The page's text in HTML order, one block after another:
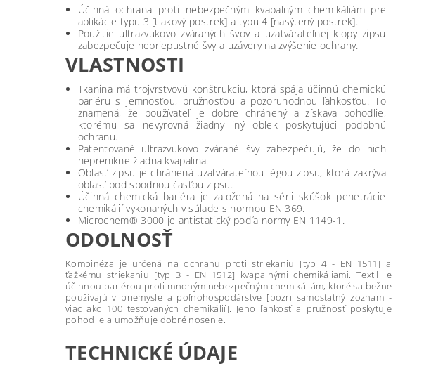
Účinná ochrana proti nebezpečným kvapalným chemikáliám pre
aplikácie typu 3 [tlakový postrek] a typu 4 [nasýtený postrek].
Použitie ultrazvukovo zváraných švov a uzatvárateľnej klopy zipsu
zabezpečuje nepriepustné švy a uzávery na zvýšenie ochrany.
VLASTNOSTI
Tkanina má trojvrstvovú konštrukciu, ktorá spája účinnú chemickú
bariéru s jemnosťou, pružnosťou a pozoruhodnou ľahkosťou. To
znamená, že používateľ je dobre chránený a získava pohodlie,
ktorému sa nevyrovná žiadny iný oblek poskytujúci podobnú
ochranu.
Patentované ultrazvukovo zvárané švy zabezpečujú, že do nich
neprenikne žiadna kvapalina.
Oblasť zipsu je chránená uzatvárateľnou légou zipsu, ktorá zakrýva
oblasť pod spodnou časťou zipsu.
Účinná chemická bariéra je založená na sérii skúšok penetrácie
chemikálií vykonaných v súlade s normou EN 369.
Microchem® 3000 je antistatický podľa normy EN 1149-1.
ODOLNOSŤ
Kombinéza je určená na ochranu proti striekaniu [typ 4 - EN 1511] a
ťažkému striekaniu [typ 3 - EN 1512] kvapalnými chemikáliami. Textil je
účinnou bariérou proti mnohým nebezpečným chemikáliám, ktoré sa bežne
používajú v priemysle a poľnohospodárstve [pozri samostatný zoznam -
viac ako 100 testovaných chemikálií]. Jeho ľahkosť a pružnosť poskytuje
pohodlie a umožňuje dobré nosenie.
TECHNICKÉ ÚDAJE